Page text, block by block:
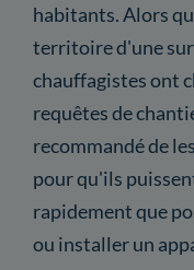
habitants. Alors
territoire d'une
chauffagistes ont
requêtes de
recommandé de
pour qu'ils
rapidement que
ou installer un